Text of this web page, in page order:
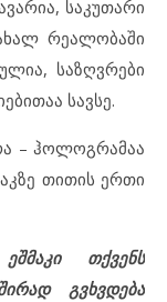
საკუთარი
რეალობაში
საზღვრები
სავსე.
– ჰოლოგრამაა
თითის ერთი
თქვენს
გვხვდება